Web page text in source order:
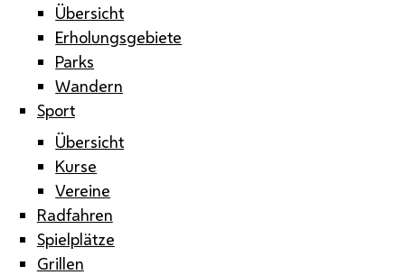
Übersicht
Erholungsgebiete
Parks
Wandern
Sport
Übersicht
Kurse
Vereine
Radfahren
Spielplätze
Grillen